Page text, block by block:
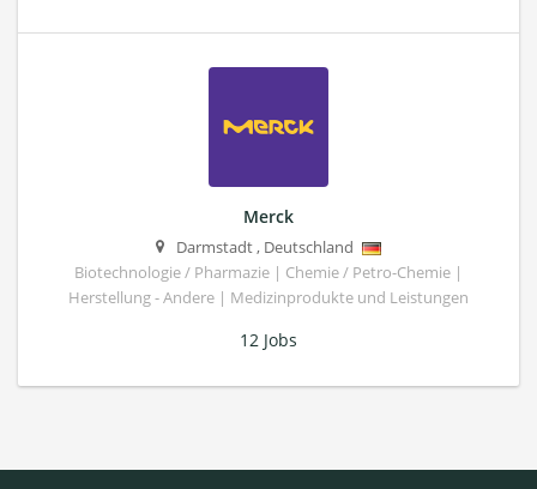
Merck
Darmstadt, Deutschland
Biotechnologie / Pharmazie | Chemie / Petro-Chemie |
Herstellung - Andere | Medizinprodukte und Leistungen
12 Jobs